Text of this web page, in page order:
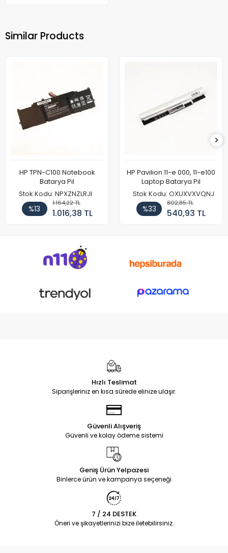
Similar Products
HP TPN-C100 Notebook
Batarya Pil
Stok Kodu: NPXZNZLRJI
%13
1.164,22 TL
1.016,38 TL
HP Pavilion 11-e 000, 11-e100
Laptop Batarya Pil
Stok Kodu: OXUXVXVQNJ
%33
802,85 TL
540,93 TL
Hızlı Teslimat
Siparişleriniz en kısa sürede elinize ulaşır.
Güvenli Alışveriş
Güvenli ve kolay ödeme sistemi
Geniş Ürün Yelpazesi
Binlerce ürün ve kampanya seçeneği
7 / 24 DESTEK
Öneri ve şikayetlerinizi bize iletebilirsiniz.